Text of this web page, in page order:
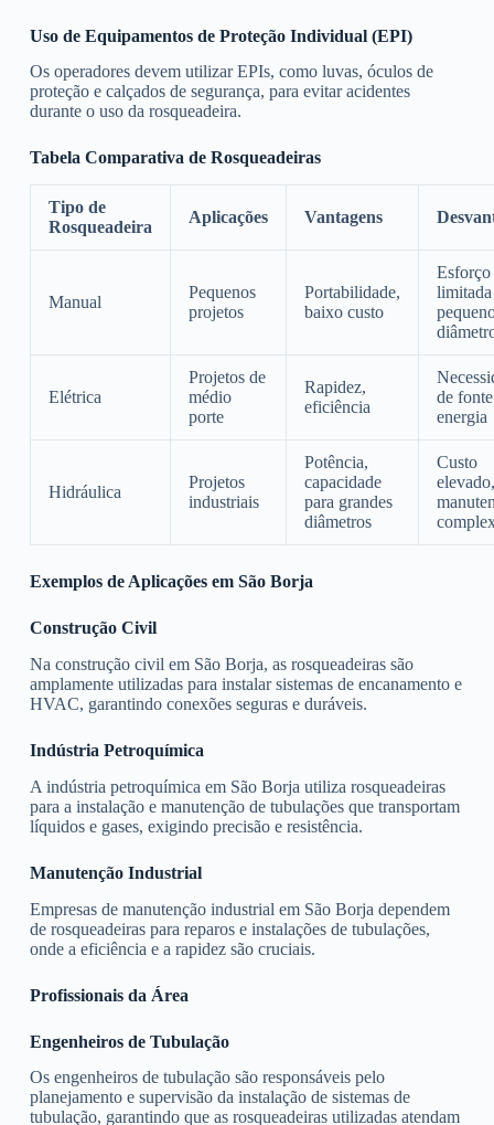
Uso de Equipamentos de Proteção Individual (EPI)
Os operadores devem utilizar EPIs, como luvas, óculos de
proteção e calçados de segurança, para evitar acidentes
durante o uso da rosqueadeira.
Tabela Comparativa de Rosqueadeiras
Tipo de
Rosqueadeira
Aplicações Vantagens
Manual
Pequenos
projetos
Portabilidade,
baixo custo
limitada
Elétrica
Projetos de
médio
porte
Rapidez,
eficiência
de
energia
Hidráulica
Projetos
industriais
Potência,
capacidade
para grandes
diâmetros
Custo
elevado,
Exemplos de Aplicações em São Borja
Construção Civil
Na construção civil em São Borja, as rosqueadeiras são
amplamente utilizadas para instalar sistemas de encanamento e
HVAC, garantindo conexões seguras e duráveis.
Indústria Petroquímica
A indústria petroquímica em São Borja utiliza rosqueadeiras
para a instalação e manutenção de tubulações que transportam
líquidos e gases, exigindo precisão e resistência.
Manutenção Industrial
Empresas de manutenção industrial em São Borja dependem
de rosqueadeiras para reparos e instalações de tubulações,
onde a eficiência e a rapidez são cruciais.
Profissionais da Área
Engenheiros de Tubulação
Os engenheiros de tubulação são responsáveis pelo
planejamento e supervisão da instalação de sistemas de
tubulação, garantindo que as rosqueadeiras utilizadas atendam